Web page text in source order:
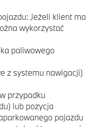
Jeżeli klient ma
wykorzystać
paliwowego
z systemu nawigacji)
przypadku
lub pozycja
pojazdu